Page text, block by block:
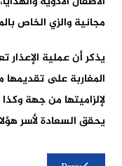
مجانية والزي الخاص
يذكر أن عملية الإعذار
المغاربة على تقديمها
لإلزاميتها من جهة
يحقق السعادة لأسر
تصفّح